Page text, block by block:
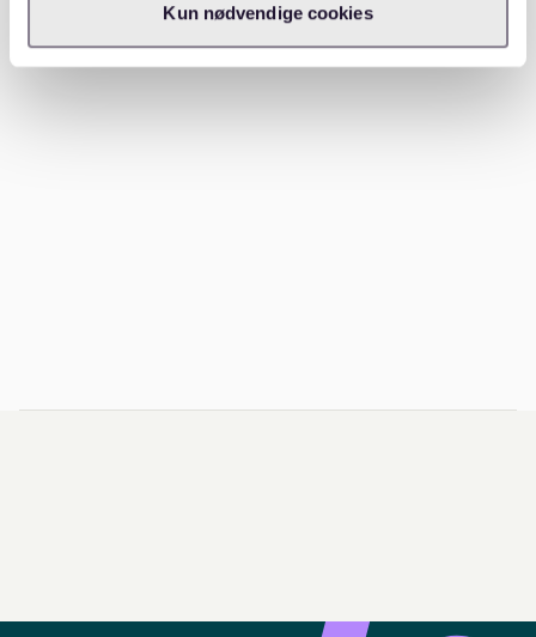
Kun nødvendige cookies